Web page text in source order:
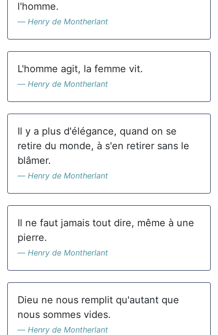
l'homme.
Henry de Montherlant
L'homme agit, la femme vit.
Henry de Montherlant
Il y a plus d'élégance, quand on se
retire du monde, à s'en retirer sans le
blâmer.
Henry de Montherlant
Il ne faut jamais tout dire, même à une
pierre.
Henry de Montherlant
Dieu ne nous remplit qu'autant que
nous sommes vides.
Henry de Montherlant